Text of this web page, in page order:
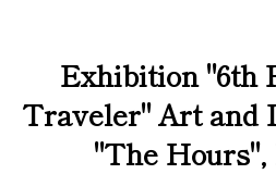
Exhibition "6th
Traveler" Art and
"The